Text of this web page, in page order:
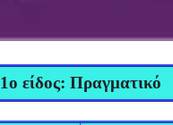
1ο είδος: Πραγματικό